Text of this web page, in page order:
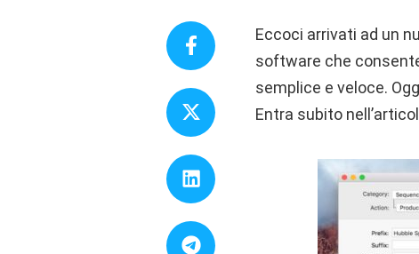
Eccoci arrivati ad un
software che
semplice e veloce.
Entra subito